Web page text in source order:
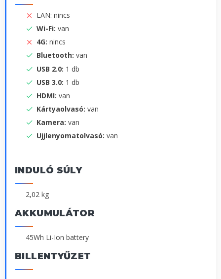
LAN: nincs
Wi-Fi: van
4G: nincs
Bluetooth: van
USB 2.0: 1 db
USB 3.0: 1 db
HDMI: van
Kártyaolvasó: van
Kamera: van
Ujjlenyomatolvasó: van
INDULÓ SÚLY
2,02 kg
AKKUMULÁTOR
45Wh Li-Ion battery
BILLENTYŰZET